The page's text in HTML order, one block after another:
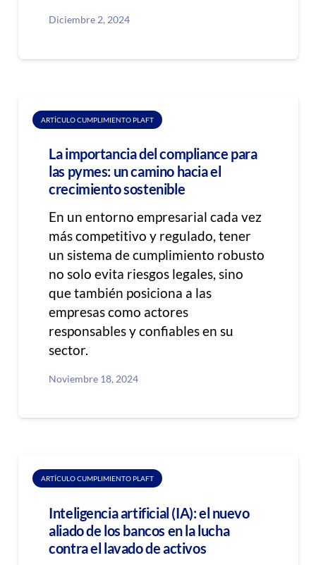
Diciembre 2, 2024
ARTÍCULO CUMPLIMIENTO PLAFT
La importancia del compliance para
las pymes: un camino hacia el
crecimiento sostenible
En un entorno empresarial cada vez
más competitivo y regulado, tener
un sistema de cumplimiento robusto
no solo evita riesgos legales, sino
que también posiciona a las
empresas como actores
responsables y confiables en su
sector.
Noviembre 18, 2024
ARTÍCULO CUMPLIMIENTO PLAFT
Inteligencia artificial (IA): el nuevo
aliado de los bancos en la lucha
contra el lavado de activos